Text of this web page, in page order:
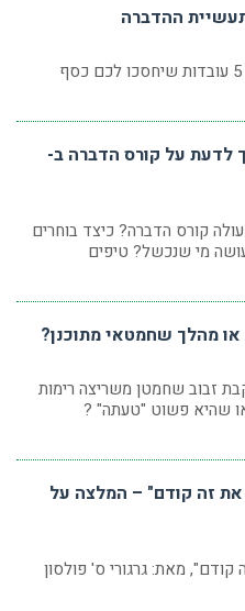
ההדברה
לדעת על קורס הדברה ב-
קורס הדברה? כיצד בוחרים
מי שנכשל? טיפים
מהלך שחמטאי מתוכנן?
זבוב שחמטן משריצה רימות
שהיא פשוט "טעתה" ?
זה קודם" – המלצה על
מאת: גרגורי ס' פולסון